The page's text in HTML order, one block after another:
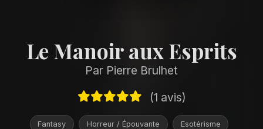
Le Manoir aux Esprits
Par Pierre Brulhet
(1 avis)
Fantasy Horreur / Épouvante Esotérisme